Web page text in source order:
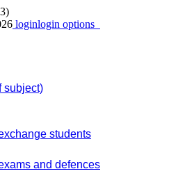
loginlogin options
subject)
students
and defences